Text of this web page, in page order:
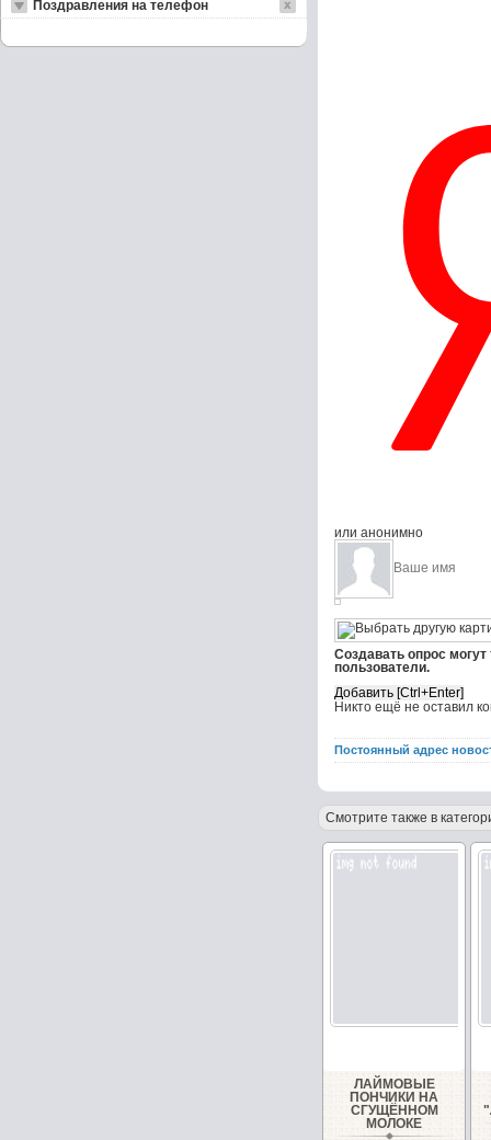
или анонимно
Создавать опрос
пользователи.
Никто ещё не оставил
Постоянный адрес
Смотрите также в
ЛАЙМОВЫЕ
ПОНЧИКИ НА
СГУЩЁННОМ
МОЛОКЕ
Поздравления на телефон